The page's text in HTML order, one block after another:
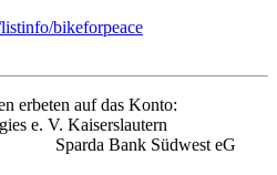
bikeforpeace
erbeten auf das Konto:
e. V. Kaiserslautern
Bank Südwest eG